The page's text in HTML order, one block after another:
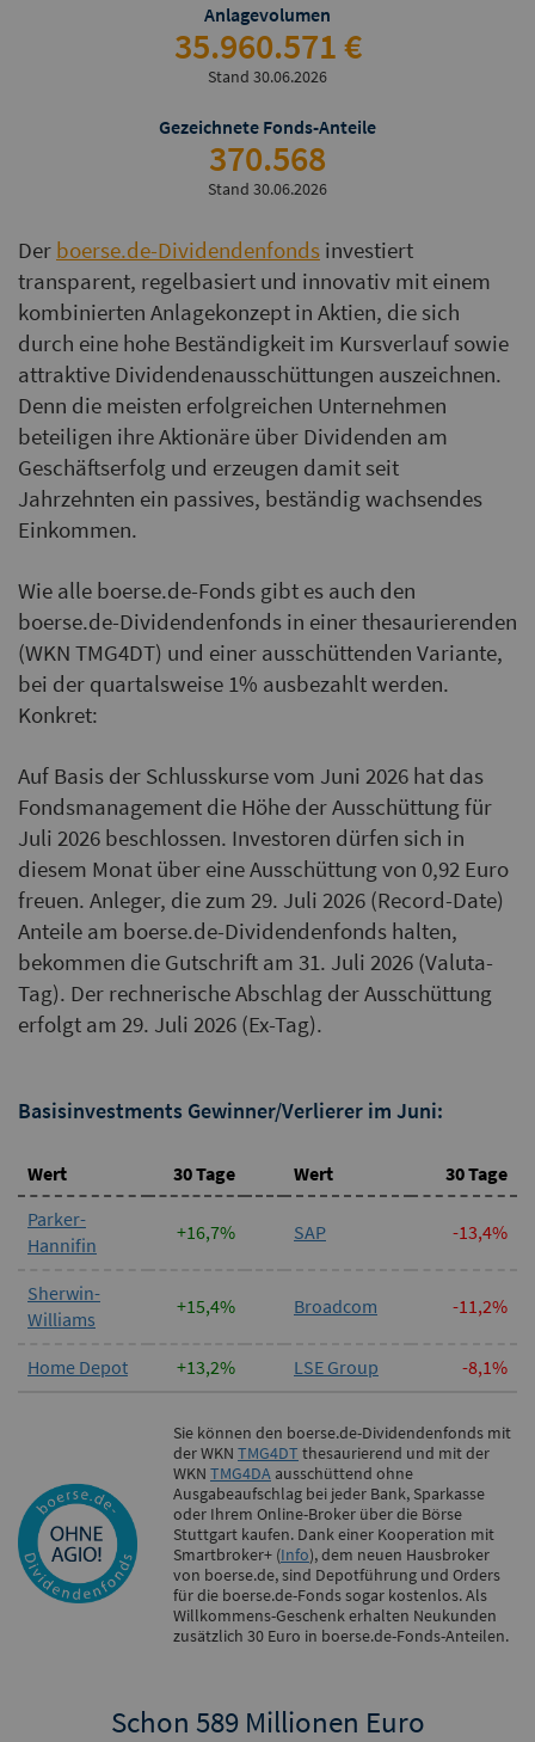
Anlagevolumen
35.960.571 €
Stand 30.06.2026
Gezeichnete Fonds-Anteile
370.568
Stand 30.06.2026
Der boerse.de-Dividendenfonds investiert
transparent, regelbasiert und innovativ mit einem
kombinierten Anlagekonzept in Aktien, die sich
durch eine hohe Beständigkeit im Kursverlauf sowie
attraktive Dividendenausschüttungen auszeichnen.
Denn die meisten erfolgreichen Unternehmen
beteiligen ihre Aktionäre über Dividenden am
Geschäftserfolg und erzeugen damit seit
Jahrzehnten ein passives, beständig wachsendes
Einkommen.
Wie alle boerse.de-Fonds gibt es auch den
boerse.de-Dividendenfonds in einer thesaurierenden
(WKN TMG4DT) und einer ausschüttenden Variante,
bei der quartalsweise 1% ausbezahlt werden.
Konkret:
Auf Basis der Schlusskurse vom Juni 2026 hat das
Fondsmanagement die Höhe der Ausschüttung für
Juli 2026 beschlossen. Investoren dürfen sich in
diesem Monat über eine Ausschüttung von 0,92 Euro
freuen. Anleger, die zum 29. Juli 2026 (Record-Date)
Anteile am boerse.de-Dividendenfonds halten,
bekommen die Gutschrift am 31. Juli 2026 (Valuta-
Tag). Der rechnerische Abschlag der Ausschüttung
erfolgt am 29. Juli 2026 (Ex-Tag).
Basisinvestments Gewinner/Verlierer im Juni:
Wert 30 Tage Wert
30 Tage
Parker-
Hannifin
+16,7% SAP -13,4%
Sherwin-
Williams
+15,4% Broadcom -11,2%
Home Depot +13,2% LSE Group -8,1%
Sie können den boerse.de-Dividendenfonds mit
der WKN TMG4DT thesaurierend und mit der
WKN TMG4DA ausschüttend ohne
Ausgabeaufschlag bei jeder Bank, Sparkasse
oder Ihrem Online-Broker über die Börse
Stuttgart kaufen. Dank einer Kooperation mit
Smartbroker+ (Info), dem neuen Hausbroker
von boerse.de, sind Depotführung und Orders
für die boerse.de-Fonds sogar kostenlos. Als
Willkommens-Geschenk erhalten Neukunden
zusätzlich 30 Euro in boerse.de-Fonds-Anteilen.
Schon 589 Millionen Euro